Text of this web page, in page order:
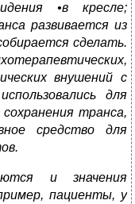
•в кресле;
развивается из
сделать.
внушений с
для
транса,
средство для
и значения
пациенты, у